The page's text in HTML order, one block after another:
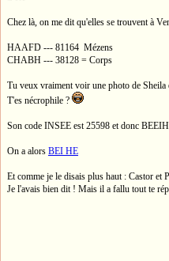
Chez là, on me dit qu'elles se trouvent à
HAAFD --- 81164 Mézens
CHABH --- 38128 = Corps
Tu veux vraiment voir une photo de Sheila
T'es nécrophile ?
Son code INSEE est 25598 et donc BEEIH
On a alors BEI HE
Et comme je le disais plus haut : Castor et
Je l'avais bien dit ! Mais il a fallu tout te